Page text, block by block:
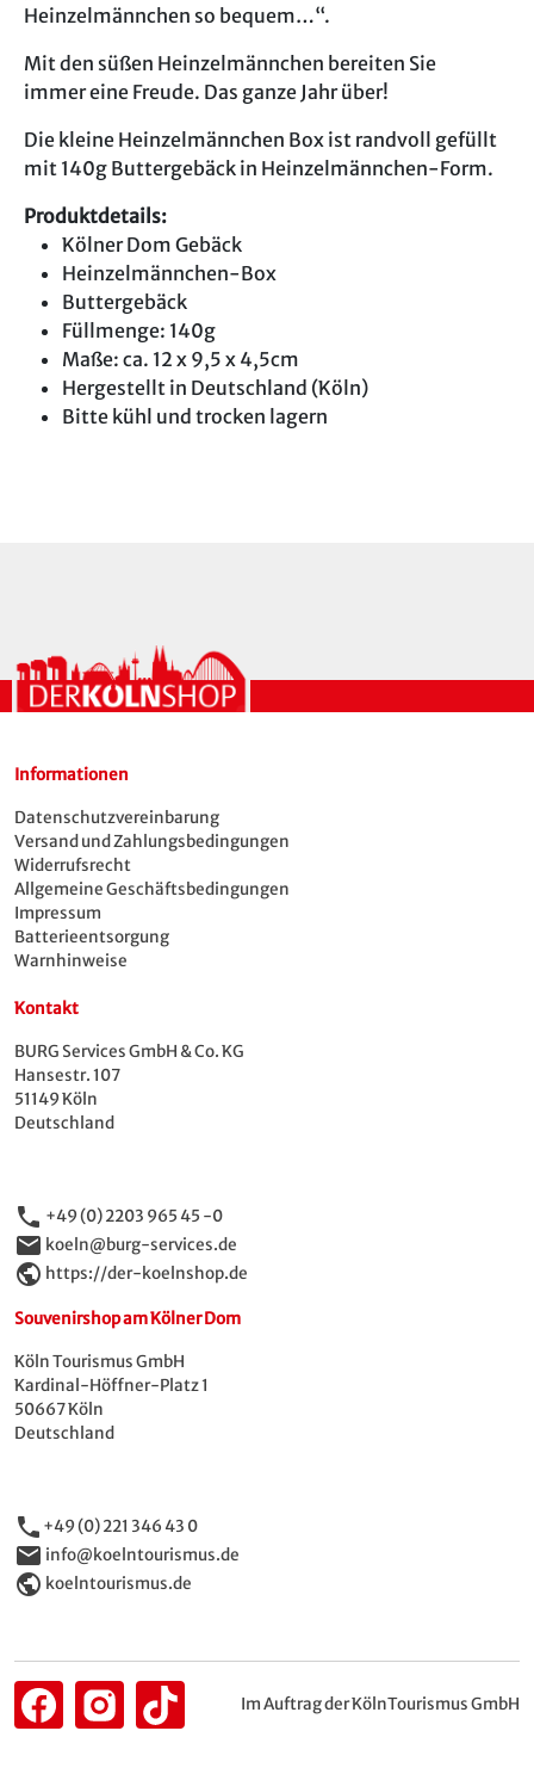
Heinzelmännchen so bequem…“.
Mit den süßen Heinzelmännchen bereiten Sie
immer eine Freude. Das ganze Jahr über!
Die kleine Heinzelmännchen Box ist randvoll gefüllt
mit 140g Buttergebäck in Heinzelmännchen-Form.
Produktdetails:
Kölner Dom Gebäck
Heinzelmännchen-Box
Buttergebäck
Füllmenge: 140g
Maße: ca. 12 x 9,5 x 4,5cm
Hergestellt in Deutschland (Köln)
Bitte kühl und trocken lagern
Informationen
Datenschutzvereinbarung
Versand und Zahlungsbedingungen
Widerrufsrecht
Allgemeine Geschäftsbedingungen
Impressum
Batterieentsorgung
Warnhinweise
Kontakt
BURG Services GmbH & Co. KG
Hansestr. 107
51149 Köln
Deutschland
phone +49 (0) 2203 965 45 -0
email koeln@burg-services.de
public https://der-koelnshop.de
Souvenirshop am Kölner Dom
Köln Tourismus GmbH
Kardinal-Höffner-Platz 1
50667 Köln
Deutschland
phone +49 (0) 221 346 43 0
email info@koelntourismus.de
public koelntourismus.de
Im Auftrag der KölnTourismus GmbH